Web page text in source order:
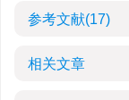
参考文献(17)
相关文章